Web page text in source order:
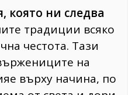
която ни следва
традиции всяко
честота. Тази
на
върху начина, по